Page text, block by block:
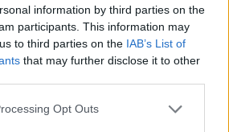
information by third parties on the
participants. This information may
to third parties on the IAB’s List of
that may further disclose it to other
Opt Outs